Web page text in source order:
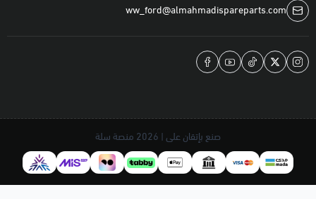
ww_ford@almahmadispareparts.com
صنع بإتقان على | 2026 منصة سلة